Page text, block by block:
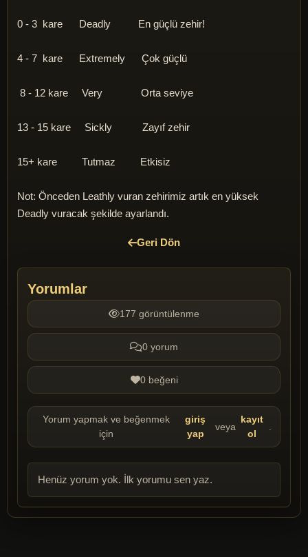
0 - 3 kare Deadly En güçlü zehir!
4 - 7 kare Extremely Çok güçlü
8 - 12 kare Very Orta seviye
13 - 15 kare Sickly Zayıf zehir
15+ kare Tutmaz Etkisiz
Not: Önceden Leathly vuran zehirimiz artık en yüksek
Deadly vuracak şekilde ayarlandı.
Geri Dön
Yorumlar
177 görüntülenme
0 yorum
0 beğeni
Yorum yapmak ve beğenmek
için
giriş
yap
veya
kayıt
ol
Henüz yorum yok. İlk yorumu sen yaz.